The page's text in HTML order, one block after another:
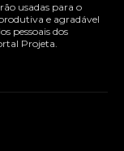
usadas para o
e agradável
pessoais dos
Projeta.